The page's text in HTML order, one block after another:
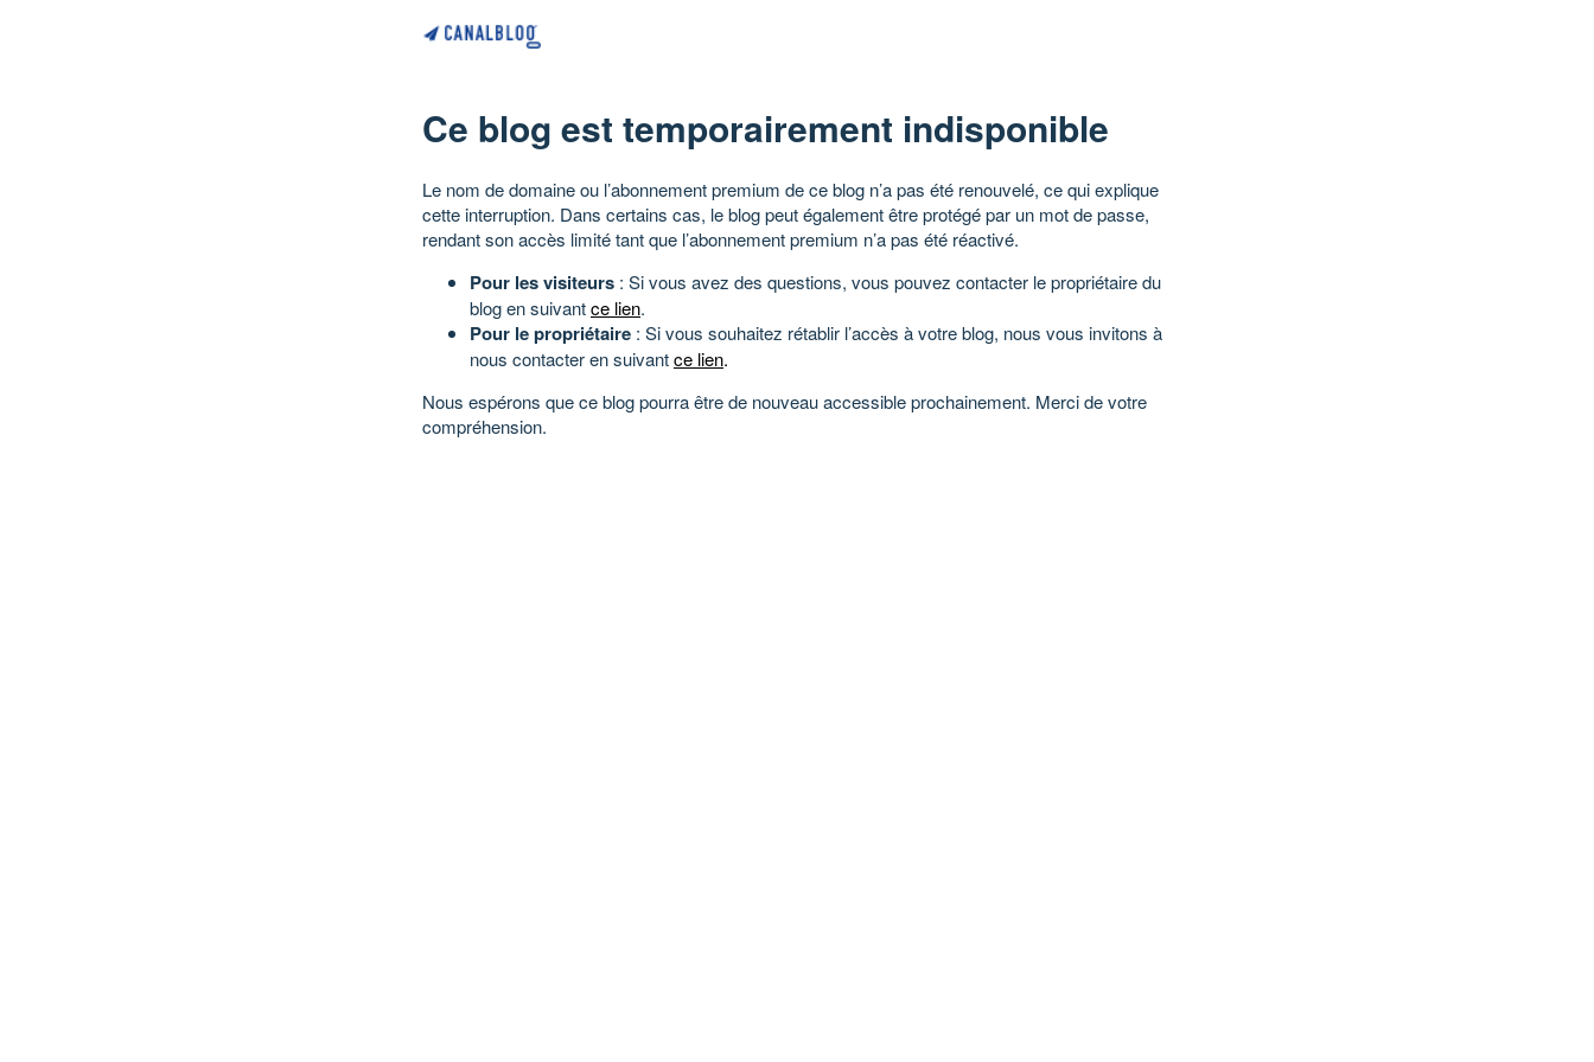
Ce blog est temporairement indisponible
Le nom de domaine ou l’abonnement premium de ce blog n’a pas été renouvelé, ce qui explique
cette interruption. Dans certains cas, le blog peut également être protégé par un mot de passe,
rendant son accès limité tant que l’abonnement premium n’a pas été réactivé.
Pour les visiteurs : Si vous avez des questions, vous pouvez contacter le propriétaire du
blog en suivantce lien.
Pour le propriétaire : Si vous souhaitez rétablir l’accès à votre blog, nous vous invitons à
nous contacter en suivantce lien.
Nous espérons que ce blog pourra être de nouveau accessible prochainement. Merci de votre
compréhension.